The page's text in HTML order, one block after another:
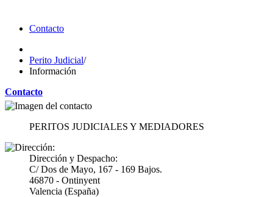
Contacto
Perito Judicial/
Información
Contacto
PERITOS JUDICIALES Y MEDIADORES
Dirección y Despacho:
C/ Dos de Mayo, 167 - 169 Bajos.
46870 - Ontinyent
Valencia (España)